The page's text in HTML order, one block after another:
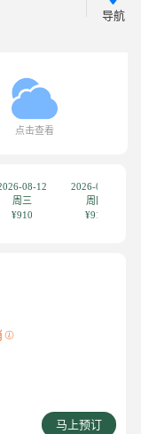
导航
点击查看
08-12
周三
¥910
2026-08-13
周四
¥910
马上预订